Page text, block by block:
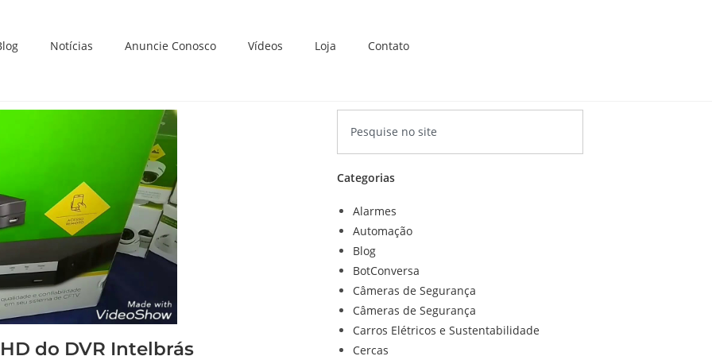
Notícias Anuncie Conosco Vídeos Loja Contato
do DVR Intelbrás
Categorias
Alarmes
Automação
Blog
BotConversa
Câmeras de Segurança
Câmeras de Segurança
Carros Elétricos e Sustentabilidade
Cercas